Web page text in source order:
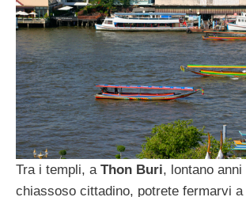
Tra i templi, a Thon Buri, lontano anni
chiassoso cittadino, potrete fermarvi a